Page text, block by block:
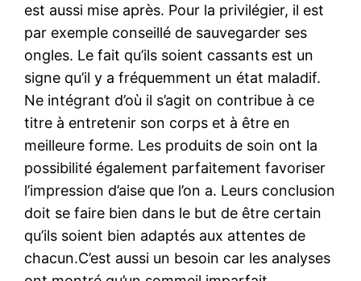
est aussi mise après. Pour la privilégier, il est
par exemple conseillé de sauvegarder ses
ongles. Le fait qu’ils soient cassants est un
signe qu’il y a fréquemment un état maladif.
Ne intégrant d’où il s’agit on contribue à ce
titre à entretenir son corps et à être en
meilleure forme. Les produits de soin ont la
possibilité également parfaitement favoriser
l’impression d’aise que l’on a. Leurs conclusion
doit se faire bien dans le but de être certain
qu’ils soient bien adaptés aux attentes de
chacun.C’est aussi un besoin car les analyses